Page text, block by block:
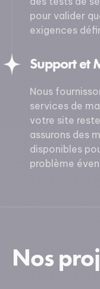
pour valider
exigences
Support et
Nous
services de
votre site
assurons des
disponibles
problème
Nos